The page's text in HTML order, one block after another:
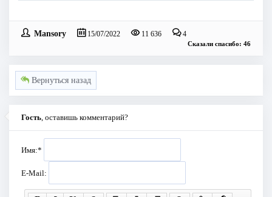
Mansory 15/07/2022 11 636 4
Сказали спасибо: 46
Вернуться назад
Гость , оставишь комментарий?
Имя:*
E-Mail: